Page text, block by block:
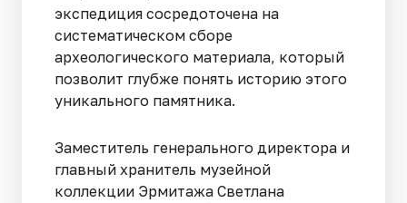
экспедиция сосредоточена на
систематическом сборе
археологического материала, который
позволит глубже понять историю этого
уникального памятника.
Заместитель генерального директора и
главный хранитель музейной
коллекции Эрмитажа Светлана